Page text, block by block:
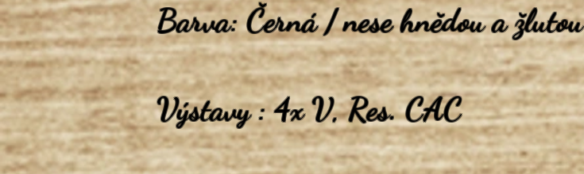
Barva: Černá / nese hnědou a žlutou
Výstavy : 4x V, Res. CAC